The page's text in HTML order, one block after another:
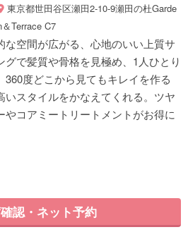
東京都世田谷区瀬田2-10-9瀬田の杜Garde
＆Terrace C7
な空間が広がる、心地のいい上質サ
グで髪質や骨格を見極め、1人ひとり
度どこから見てもキレイを作る
いスタイルをかなえてくれる。ツヤ
コアミートリートメントがお得に
認・ネット予約